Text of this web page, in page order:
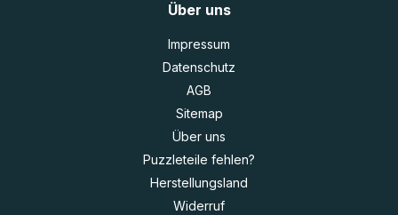
Über uns
Impressum
Datenschutz
AGB
Sitemap
Über uns
Puzzleteile fehlen?
Herstellungsland
Widerruf